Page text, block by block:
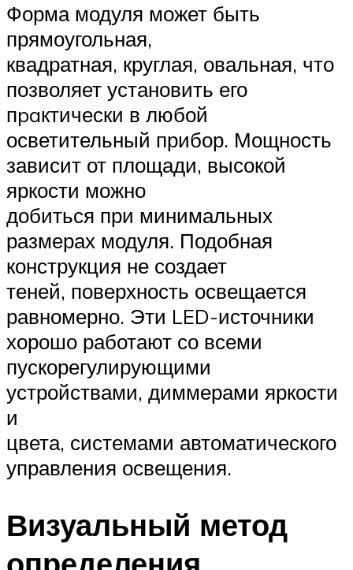
Форма модуля может быть
прямоугольная,
квадратная, круглая, овальная, что
позволяет установить его
пpaктически в любой
осветительный прибор. Мощность
зависит от площади, высокой
яркости можно
добиться при минимальных
размерах модуля. Подобная
конструкция не создает
теней, поверхность освещается
равномерно. Эти LED-источники
хорошо работают со всеми
пускорегулирующими
устройствами, диммерами яркости
и
цвета, системами автоматического
управления освещения.
Визуальный метод